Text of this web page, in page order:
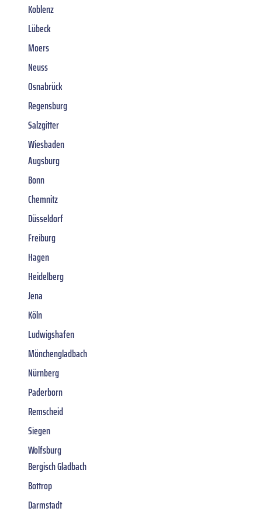
Koblenz
Lübeck
Moers
Neuss
Osnabrück
Regensburg
Salzgitter
Wiesbaden
Augsburg
Bonn
Chemnitz
Düsseldorf
Freiburg
Hagen
Heidelberg
Jena
Köln
Ludwigshafen
Mönchengladbach
Nürnberg
Paderborn
Remscheid
Siegen
Wolfsburg
Bergisch Gladbach
Bottrop
Darmstadt